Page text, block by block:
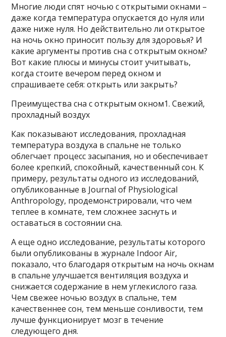
Многие люди спят ночью с открытыми окнами –
даже когда температура опускается до нуля или
даже ниже нуля. Но действительно ли открытое
на ночь окно приносит пользу для здоровья? И
какие аргументы против сна с открытым окном?
Вот какие плюсы и минусы стоит учитывать,
когда стоите вечером перед окном и
спрашиваете себя: открыть или закрыть?
Преимущества сна с открытым окном1. Свежий,
прохладный воздух
Как показывают исследования, прохладная
температура воздуха в спальне не только
облегчает процесс засыпания, но и обеспечивает
более крепкий, спокойный, качественный сон. К
примеру, результаты одного из исследований,
опубликованные в Journal of Physiological
Anthropology, продемонстрировали, что чем
теплее в комнате, тем сложнее заснуть и
оставаться в состоянии сна.
А еще одно исследование, результаты которого
были опубликованы в журнале Indoor Air,
показало, что благодаря открытым на ночь окнам
в спальне улучшается вентиляция воздуха и
снижается содержание в нем углекислого газа.
Чем свежее ночью воздух в спальне, тем
качественнее сон, тем меньше сонливости, тем
лучше функционирует мозг в течение
следующего дня.